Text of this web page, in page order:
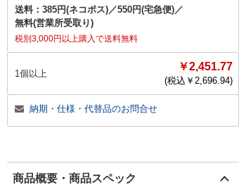
送料： 385円(ネコポス)／550円(宅急便)／
無料(営業所受取り)
税別3,000円以上購入で送料無料
1個以上
￥2,451.77
(税込￥ 2,696.94)
納期・仕様・代替品のお問合せ
商品概要・商品スペック